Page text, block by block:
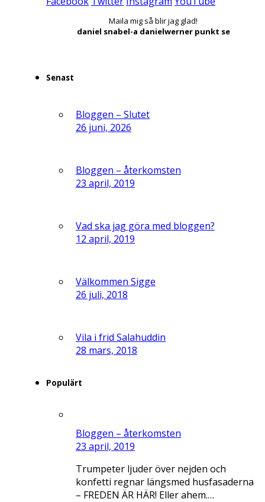
Maila mig så blir jag glad!
daniel snabel-a danielwerner punkt se
Senast
Bloggen – Slutet
26 juni, 2026
Bloggen – återkomsten
23 april, 2019
Vad ska jag göra med bloggen?
12 april, 2019
Välkommen Sigge
26 juli, 2018
Vila i frid Salahuddin
28 mars, 2018
Populärt
Bloggen – återkomsten
23 april, 2019
Trumpeter ljuder över nejden och
konfetti regnar längsmed husfasaderna
– FREDEN ÄR HÄR! Eller ahem.…